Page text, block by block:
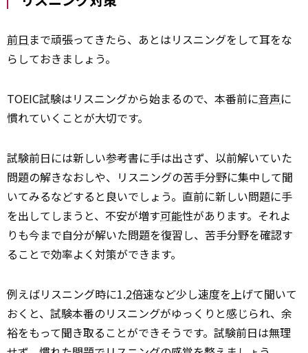
前日 まで頑張ってきたら、あとはリスニングをして耳をな
らしておきましょう。
TOEIC試験はリスニングから始まるので、本番前に音声に
慣れていくことが大切です。
試験前日には新しい参考書に手は出さず、以前解いていた
問題の解きなおしや、リスニングの苦手分野に集中して聞
いてみるなどすると良いでしょう。直前に新しい問題に手
を出してしまうと、不安が増す可能性があります。それよ
りも今まで自分が解いた問題を復習し、苦手分野を確認す
ることで効率よく対策ができます。
例えばリスニング時に1.2倍速など少し速度を上げて聞いて
おくと、試験本番のリスニングがゆっくりと感じられ、余
裕をもって聞き取ることができそうです。試験前日は無理